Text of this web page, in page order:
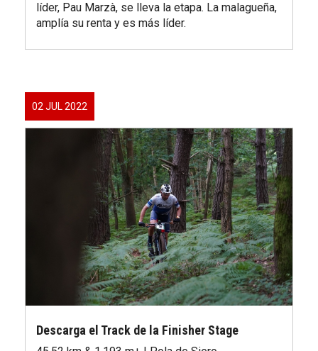
líder, Pau Marzà, se lleva la etapa. La malagueña,
amplía su renta y es más líder.
02 JUL 2022
Descarga el Track de la Finisher Stage